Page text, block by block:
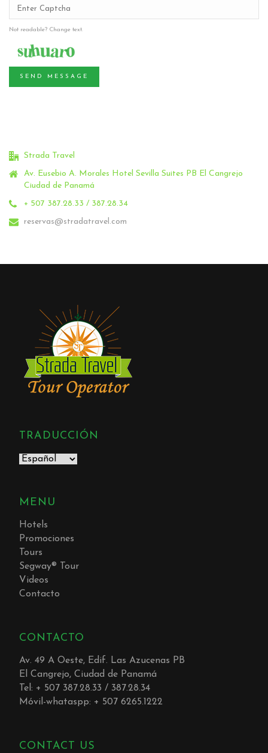
Not readable? Change text.
SEND MESSAGE
Strada Travel
Av. Eusebio A. Morales Hotel Sevilla Suites PB El Cangrejo
Ciudad de Panamá
+ 507 387.28.33 / 387.28.34
reservas@stradatravel.com
TRADUCCIÓN
MENU
Hotels
Promociones
Tours
Segway® Tour
Videos
Contacto
CONTACTO
Av. 49 A Oeste, Edif. Las Azucenas PB
El Cangrejo, Ciudad de Panamá
Tel: + 507 387.28.33 / 387.28.34
Móvil-whataspp: + 507 6265.1222
CONTACT US